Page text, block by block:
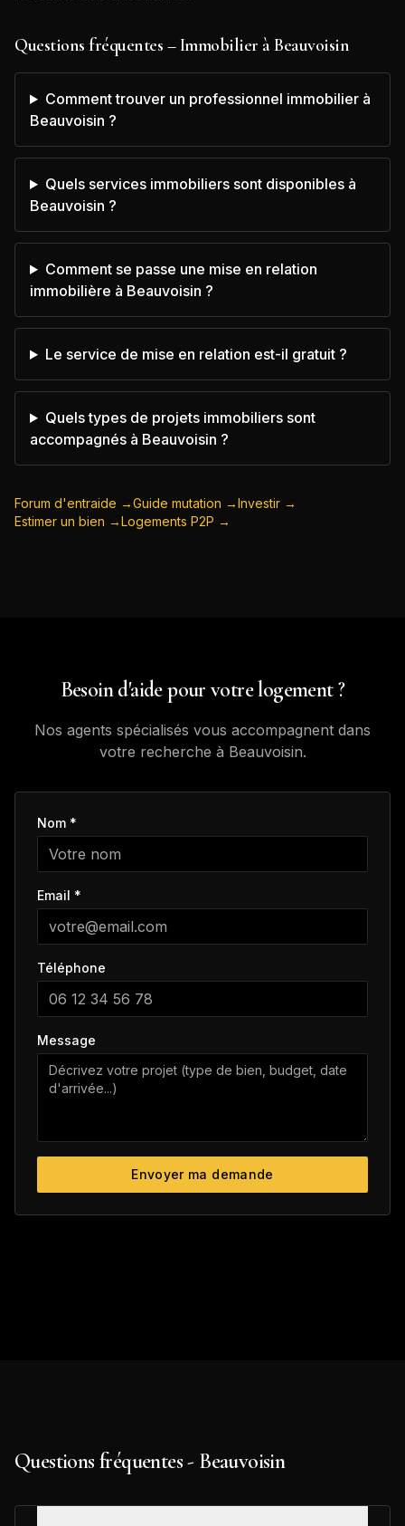
Questions fréquentes – Immobilier à Beauvoisin
Comment trouver un professionnel immobilier à
Beauvoisin ?
Quels services immobiliers sont disponibles à
Beauvoisin ?
Comment se passe une mise en relation
immobilière à Beauvoisin ?
Le service de mise en relation est-il gratuit ?
Quels types de projets immobiliers sont
accompagnés à Beauvoisin ?
Forum d'entraide →Guide mutation →Investir →
Estimer un bien →Logements P2P →
Besoin d'aide pour votre logement ?
Nos agents spécialisés vous accompagnent dans
votre recherche à Beauvoisin.
Nom *
Email *
Téléphone
Message
Envoyer ma demande
Questions fréquentes - Beauvoisin